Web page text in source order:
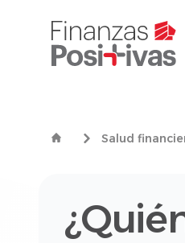
Salud